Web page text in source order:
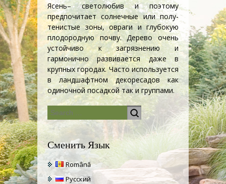
Ясень– светолюбив и поэтому
предпочитает солнечные или полу-
тенистые зоны, овраги и глубокую
плодородную почву. Дерево очень
устойчиво к загрязнению и
гармонично развивается даже в
крупных городах. Часто используется
в ландшафтном декоресадов как
одиночной посадкой так и группами.
Сменить Язык
Română
Русский